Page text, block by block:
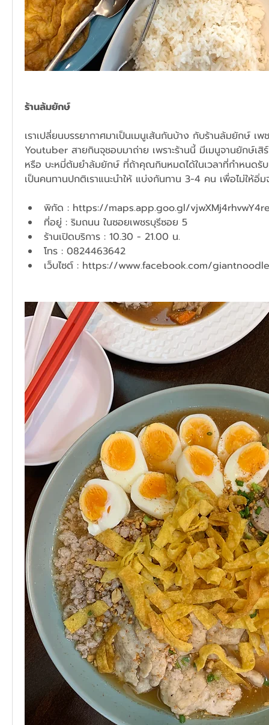
ร้านล้ม​ยักษ์​
เราเปลี่ยนบรรยากาศมาเป็นเมนูเส้นกันบ้าง กับร้านล้มยักษ์ เ
Youtuber สายกินจุชอบมาถ่าย เพราะร้านนี้ มีเมนูจานยักษ์เ
หรือ บะหมี่ต้มยำล้มยักษ์ ที่ถ้าคุณกินหมดได้ในเวลาที่กำหนดรับ
เป็นคนทานปกติเราแนะนำให้ แบ่งกันทาน 3-4 คน เพื่อไม่ให้อิ่ม
พิกัด : https://maps.app.goo.gl/
ที่อยู่ : ริมถนน ในซอยเพชรบุรีซอย 5
ร้านเปิดบริการ : 10.30 - 21.00 น.
โทร : 0824463642
เว็บไซต์ : https://www.facebook.com/